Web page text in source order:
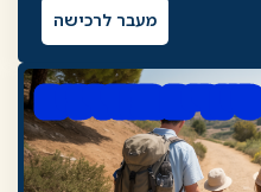
מעבר לרכישה
סיורים מודרכים